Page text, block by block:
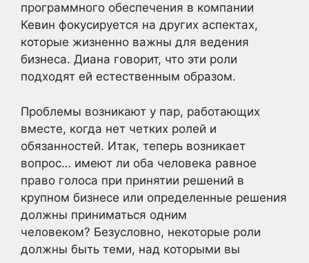
программного обеспечения в компании
Кевин фокусируется на других аспектах,
которые жизненно важны для ведения
бизнеса. Диана говорит, что эти роли
подходят ей естественным образом.
Проблемы возникают у пар, работающих
вместе, когда нет четких ролей и
обязанностей. Итак, теперь возникает
вопрос… имеют ли оба человека равное
право голоса при принятии решений в
крупном бизнесе или определенные решения
должны приниматься одним
человеком? Безусловно, некоторые роли
должны быть теми, над которыми вы